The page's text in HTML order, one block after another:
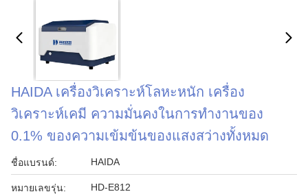
HAIDA เครื่องวิเคราะห์โลหะหนัก เครื่อง
วิเคราะห์เคมี ความมั่นคงในการทํางานของ
0.1% ของความเข้มข้นของแสงสว่างทั้งหมด
ชื่อแบรนด์: HAIDA
หมายเลขรุ่น: HD-E812